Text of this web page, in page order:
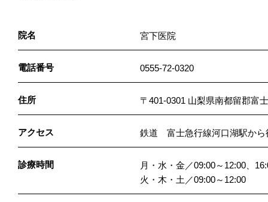
院名 宮下医院
電話番号 0555-72-0320
住所 〒401-0301 山梨県南都留郡富
アクセス 鉄道 富士急行線河口湖駅から
診療時間
月・水・金／09:00～12:00、
火・木・土／09:00～12:00